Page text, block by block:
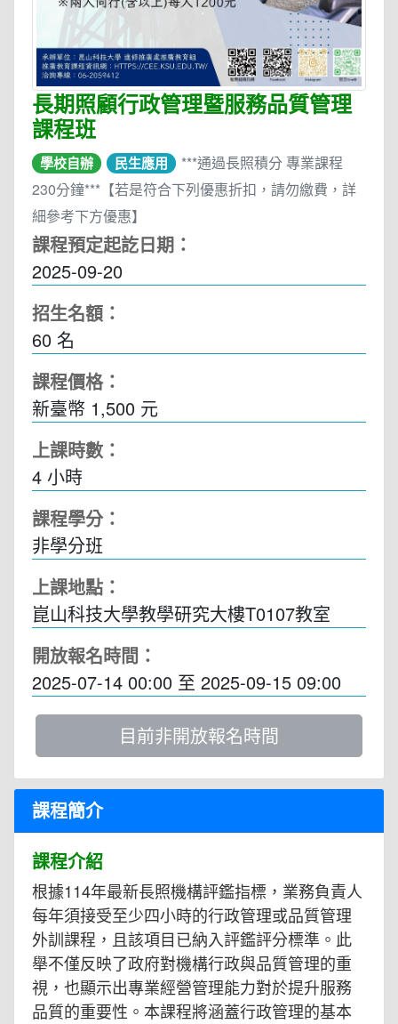
長期照顧行政管理暨服務品質管理
課程班
學校自辦 民生應用
***通過長照積分 專業課程
230分鐘***【若是符合下列優惠折扣，請勿繳費，詳
細參考下方優惠】
課程預定起訖日期：
2025-09-20
招生名額：
60 名
課程價格：
新臺幣 1,500 元
上課時數：
4 小時
課程學分：
非學分班
上課地點：
崑山科技大學教學研究大樓T0107教室
開放報名時間：
2025-07-14 00:00 至 2025-09-15 09:00
目前非開放報名時間
課程簡介
課程介紹
根據114年最新長照機構評鑑指標，業務負責人
每年須接受至少四小時的行政管理或品質管理
外訓課程，且該項目已納入評鑑評分標準。此
舉不僅反映了政府對機構行政與品質管理的重
視，也顯示出專業經營管理能力對於提升服務
品質的重要性。本課程將涵蓋行政管理的基本